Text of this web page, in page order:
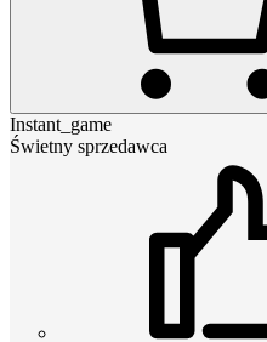
Instant_game
Świetny sprzedawca